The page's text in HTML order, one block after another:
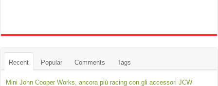
Recent Popular Comments Tags
Mini John Cooper Works, ancora più racing con gli accessori JCW